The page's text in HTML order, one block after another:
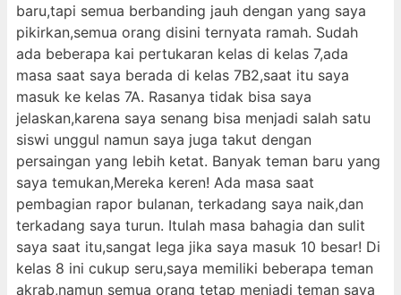
baru,tapi semua berbanding jauh dengan yang saya
pikirkan,semua orang disini ternyata ramah. Sudah
ada beberapa kai pertukaran kelas di kelas 7,ada
masa saat saya berada di kelas 7B2,saat itu saya
masuk ke kelas 7A. Rasanya tidak bisa saya
jelaskan,karena saya senang bisa menjadi salah satu
siswi unggul namun saya juga takut dengan
persaingan yang lebih ketat. Banyak teman baru yang
saya temukan,Mereka keren! Ada masa saat
pembagian rapor bulanan, terkadang saya naik,dan
terkadang saya turun. Itulah masa bahagia dan sulit
saya saat itu,sangat lega jika saya masuk 10 besar! Di
kelas 8 ini cukup seru,saya memiliki beberapa teman
akrab,namun semua orang tetap menjadi teman saya